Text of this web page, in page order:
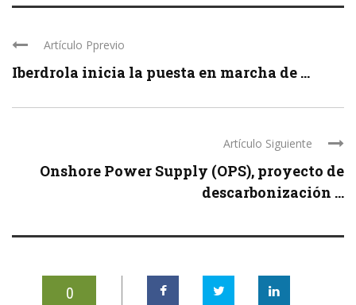
Artículo Pprevio
Iberdrola inicia la puesta en marcha de ...
Artículo Siguiente
Onshore Power Supply (OPS), proyecto de
descarbonización ...
0